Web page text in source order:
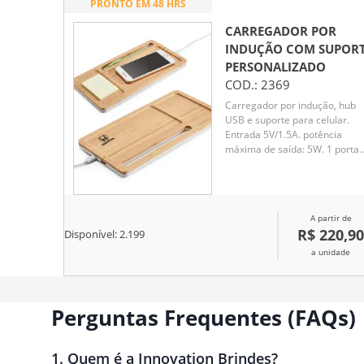
PRONTO EM 48 HRS
CARREGADOR POR
INDUÇÃO COM
PERSONALIZADO
COD.: 2369
Carregador por indução, hub
USB e suporte para celular.
Entrada 5V/1.5A. potência
máxima de saída: 5W. 1 porta
carregamento sem fios
Disponível:2.199
A partir de
R$ 220,90
a unidade
Perguntas Frequentes (FAQs)
1. Quem é a Innovation Brindes?